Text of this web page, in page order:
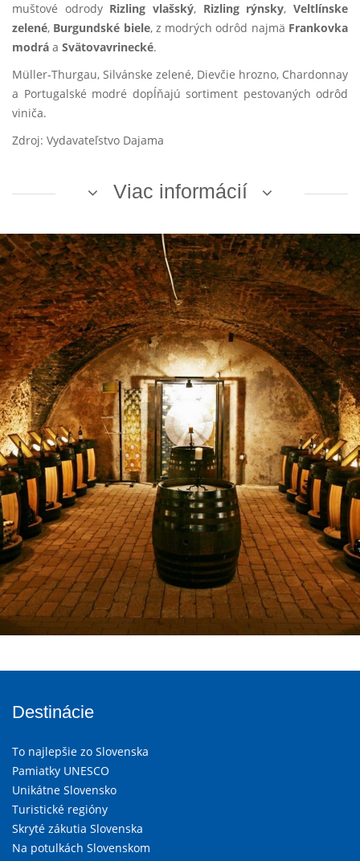
muštové odrody Rizling vlašský, Rizling rýnsky,Veltlínske
zelené, Burgundské biele, z modrých odrôd najmä Frankovka
modrá a Svätovavrinecké.
Müller-Thurgau, Silvánske zelené, Dievčie hrozno, Chardonnay
a Portugalské modré dopĺňajú sortiment pestovaných odrôd
viniča.
Zdroj: Vydavateľstvo Dajama
Viac informácií
Destinácie
To najlepšie zo Slovenska
Pamiatky UNESCO
Unikátne Slovensko
Turistické regióny
Skryté zákutia Slovenska
Na potulkách Slovenskom